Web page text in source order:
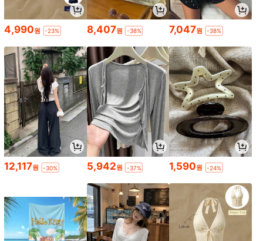
4,990원 -23% 8,407원 -38% 7,047원 -38%
12,117원 -30% 5,942원 -37% 1,590원 -24%